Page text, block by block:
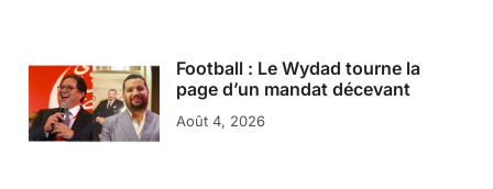
Football : Le Wydad tourne la
page d’un mandat décevant
Août 4, 2026